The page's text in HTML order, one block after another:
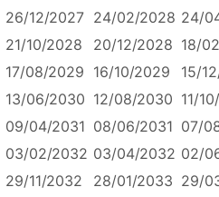
26/12/2027 24/02/2028 24/
21/10/2028 20/12/2028 18/
17/08/2029 16/10/2029
15/
13/06/2030 12/08/2030 11/
09/04/2031 08/06/2031 07/
03/02/2032 03/04/2032 02/
29/11/2032 28/01/2033 29/